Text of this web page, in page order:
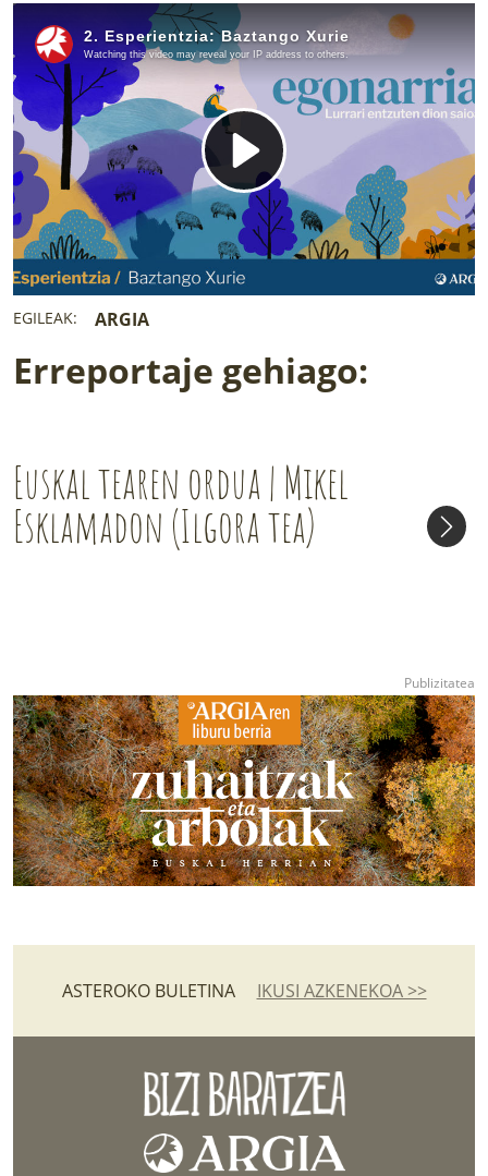
LURRAREN AGENDA
AZOKA
EGILEAK: ARGIA
Erreportaje gehiago:
Euskal tearen ordua | Mikel
Esklamadon (Ilgora tea)
ASTEROKO BULETINA IKUSI AZKENEKOA >>